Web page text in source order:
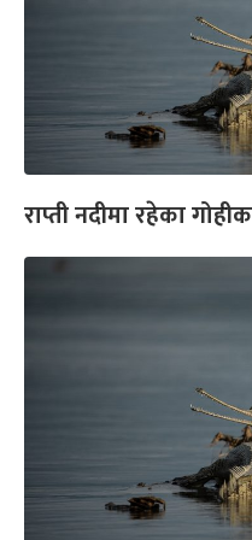
राप्ती नदीमा रहेका